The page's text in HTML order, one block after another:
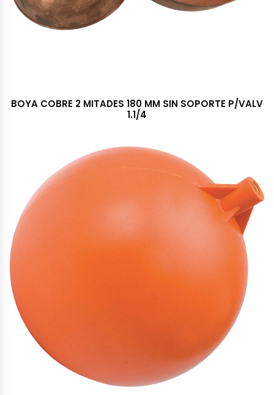
BOYA COBRE 2 MITADES 180 MM SIN SOPORTE P/VALV
1.1/4